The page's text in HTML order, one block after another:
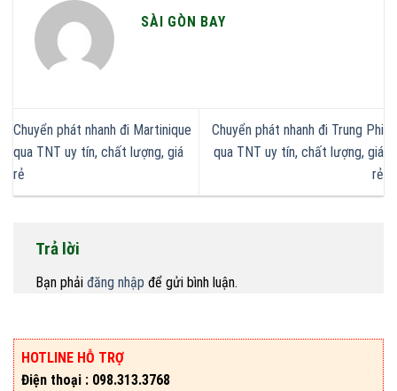
SÀI GÒN BAY
Chuyển phát nhanh đi Martinique
qua TNT uy tín, chất lượng, giá
rẻ
Chuyển phát nhanh đi Trung Phi
qua TNT uy tín, chất lượng, giá
rẻ
Trả lời
Bạn phải đăng nhập để gửi bình luận.
HOTLINE HỖ TRỢ
Điện thoại : 098.313.3768